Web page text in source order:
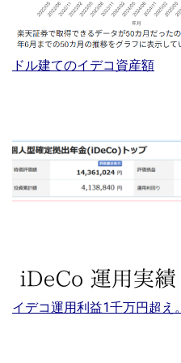
ドル建てのイデコ資産額
イデコ運用利益1千万円超え。